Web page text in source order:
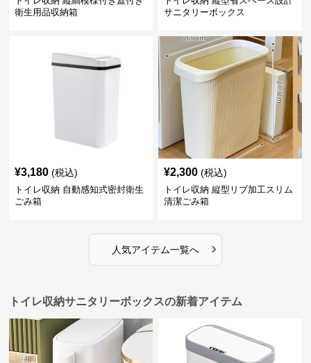
衛生用品収納箱
サニタリーボックス
¥3,180 (税込)
トイレ収納 自動感知式密封衛生
ごみ箱
¥2,300 (税込)
トイレ収納 縦型リブ加工スリム
清潔ごみ箱
人気アイテム一覧へ ›
トイレ収納サニタリーボックスの新着アイテム